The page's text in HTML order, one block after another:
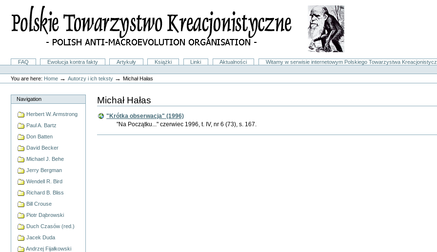
content.
SectionsFAQ Ewolucja kontra fakty Artykuły Książki Linki Aktualności
Witamy w serwisie internetowym Polskiego Towarzystwa
Personal
tools
You are here: Home →Autorzy i ich teksty →Michał Hałas
Navigation
Herbert W. Armstrong
Paul A. Bartz
Don Batten
David Becker
Michael J. Behe
Jerry Bergman
Wendell R. Bird
Richard B. Bliss
Bill Crouse
Piotr Dąbrowski
Duch Czasów (red.)
Jacek Duda
Andrzej Fijałkowski
Michał Hałas
"Krótka obserwacja" (1996)
"Na Początku..." czerwiec 1996, t. IV, nr 6 (73), s. 167.